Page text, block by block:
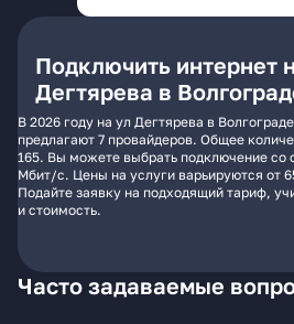
Подключить интернет
Дегтярева в
В 2026 году на ул Дегтярева в
предлагают 7 провайдеров. Общее
165. Вы можете выбрать подключение со
Мбит/с. Цены на услуги варьируются от
Подайте заявку на подходящий тариф,
и стоимость.
Часто задаваемые